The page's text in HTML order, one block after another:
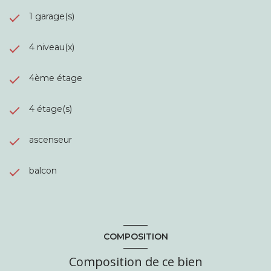
1 garage(s)
4 niveau(x)
4ème étage
4 étage(s)
ascenseur
balcon
COMPOSITION
Composition de ce bien